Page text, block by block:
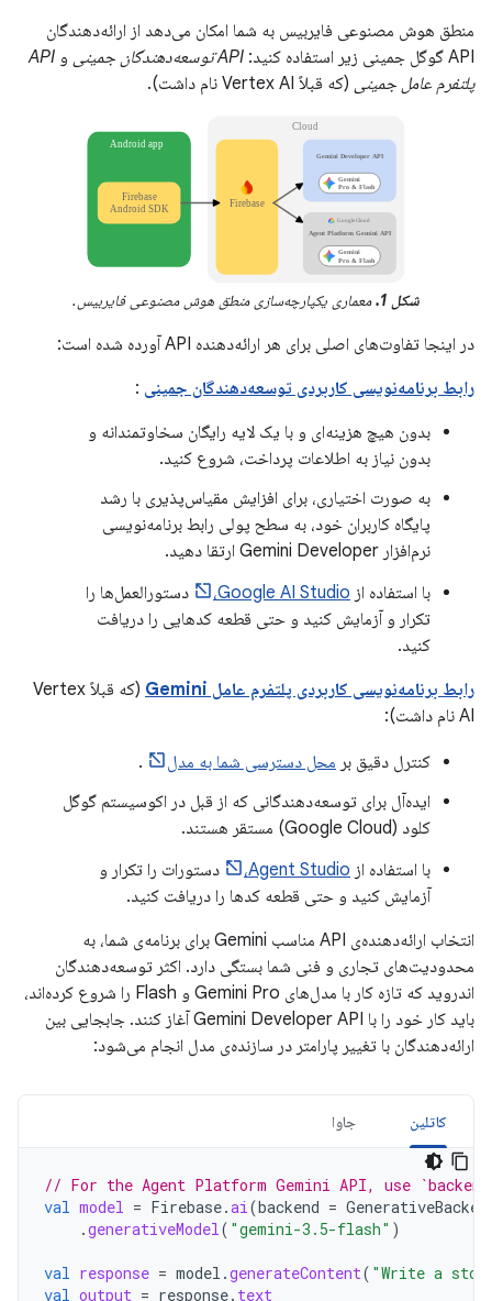
منطق هوش مصنوعی فایربیس به شما امکان می‌دهد از ارائه‌دهندگان
API گوگل جمینی زیر استفاده کنید:
API توسعه‌دهندگان جمینی و API
پلتفرم عامل جمینی (که قبلاً Vertex AI نام داشت).
شکل 1. معماری یکپارچه‌سازی منطق هوش مصنوعی فایربیس.
در اینجا تفاوت‌های اصلی برای هر ارائه‌دهنده API آورده شده است:
رابط برنامه‌نویسی کاربردی توسعه‌دهندگان جمینی :
بدون هیچ هزینه‌ای و با یک لایه رایگان سخاوتمندانه و
بدون نیاز به اطلاعات پرداخت، شروع کنید.
به صورت اختیاری، برای افزایش مقیاس‌پذیری با رشد
پایگاه کاربران خود، به سطح پولی رابط برنامه‌نویسی
نرم‌افزار Gemini Developer ارتقا دهید.
با استفاده از Google AI Studio،
دستورالعمل‌ها را
تکرار و آزمایش کنید و حتی قطعه کدهایی را دریافت
کنید.
رابط برنامه‌نویسی کاربردی پلتفرم عامل Gemini
(که قبلاً Vertex
AI نام داشت):
کنترل دقیق بر محل دسترسی شما به مدل
.
ایده‌آل برای توسعه‌دهندگانی که از قبل در اکوسیستم گوگل
کلود (Google Cloud) مستقر هستند.
با استفاده از Agent Studio،
دستورات را تکرار و
آزمایش کنید و حتی قطعه کدها را دریافت کنید.
انتخاب ارائه‌دهنده‌ی API مناسب Gemini برای برنامه‌ی شما، به
محدودیت‌های تجاری و فنی شما بستگی دارد. اکثر توسعه‌دهندگان
اندروید که تازه کار با مدل‌های Gemini Pro و Flash را شروع کرده‌اند،
باید کار خود را با Gemini Developer API آغاز کنند. جابجایی بین
ارائه‌دهندگان با تغییر پارامتر در سازنده‌ی مدل انجام می‌شود:
کاتلین جاوا
// For the Agent Platform Gemini API, use
val model = Firebase.ai (backend =
.generativeModel ( "gemini-3.5-flash" )
val response = model .generateContent( "Write a
val output = response. text